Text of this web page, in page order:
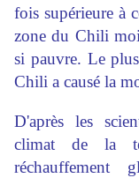
fois supérieure à
zone du Chili
si pauvre. Le
Chili a causé la
D'après les
climat de la
réchauffement